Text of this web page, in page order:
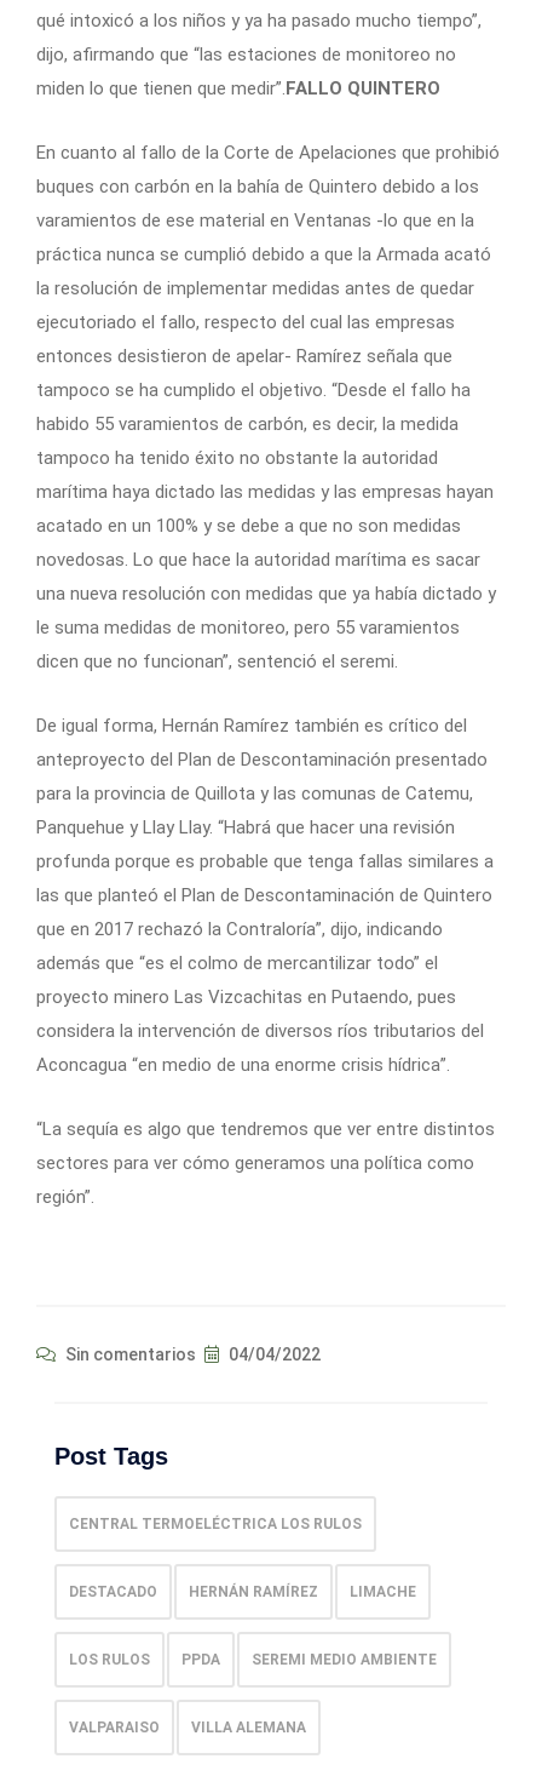
qué intoxicó a los niños y ya ha pasado mucho tiempo”,
dijo, afirmando que “las estaciones de monitoreo no
miden lo que tienen que medir”. FALLO QUINTERO
En cuanto al fallo de la Corte de Apelaciones que prohibió
buques con carbón en la bahía de Quintero debido a los
varamientos de ese material en Ventanas -lo que en la
práctica nunca se cumplió debido a que la Armada acató
la resolución de implementar medidas antes de quedar
ejecutoriado el fallo, respecto del cual las empresas
entonces desistieron de apelar- Ramírez señala que
tampoco se ha cumplido el objetivo. “Desde el fallo ha
habido 55 varamientos de carbón, es decir, la medida
tampoco ha tenido éxito no obstante la autoridad
marítima haya dictado las medidas y las empresas hayan
acatado en un 100% y se debe a que no son medidas
novedosas. Lo que hace la autoridad marítima es sacar
una nueva resolución con medidas que ya había dictado y
le suma medidas de monitoreo, pero 55 varamientos
dicen que no funcionan”, sentenció el seremi.
De igual forma, Hernán Ramírez también es crítico del
anteproyecto del Plan de Descontaminación presentado
para la provincia de Quillota y las comunas de Catemu,
Panquehue y Llay Llay. “Habrá que hacer una revisión
profunda porque es probable que tenga fallas similares a
las que planteó el Plan de Descontaminación de Quintero
que en 2017 rechazó la Contraloría”, dijo, indicando
además que “es el colmo de mercantilizar todo” el
proyecto minero Las Vizcachitas en Putaendo, pues
considera la intervención de diversos ríos tributarios del
Aconcagua “en medio de una enorme crisis hídrica”.
“La sequía es algo que tendremos que ver entre distintos
sectores para ver cómo generamos una política como
región”.
Sin comentarios 04/04/2022
Post Tags
CENTRAL TERMOELÉCTRICA LOS RULOS
DESTACADO HERNÁN RAMÍREZ LIMACHE
LOS RULOS PPDA SEREMI MEDIO AMBIENTE
VALPARAISO VILLA ALEMANA